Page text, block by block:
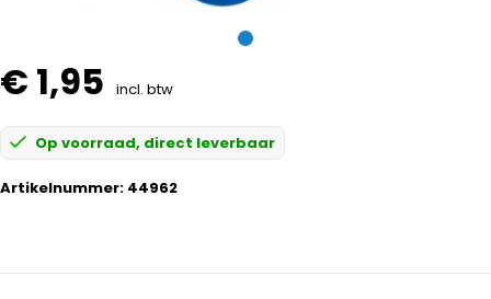
€ 1,95 incl. btw
Op voorraad, direct leverbaar
Artikelnummer: 44962